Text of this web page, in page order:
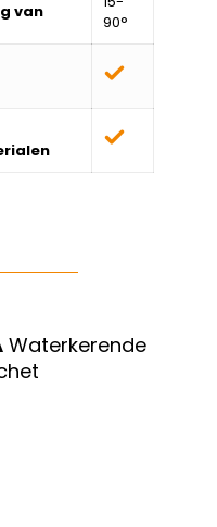
van
90°
Waterkerende